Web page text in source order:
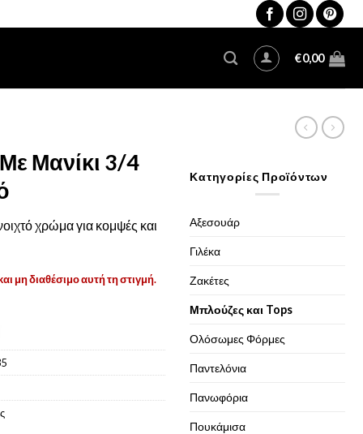
€0,00
Μανίκι 3/4
χρώμα για κομψές και
μη διαθέσιμο αυτή τη στιγμή.
Κατηγορίες Προϊόντων
Αξεσουάρ
Γιλέκα
Ζακέτες
Μπλούζες και Tops
Ολόσωμες Φόρμες
Παντελόνια
Πανωφόρια
Πουκάμισα